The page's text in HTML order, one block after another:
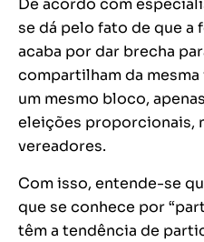
De acordo com
se dá pelo fato de que a
acaba por dar brecha
compartilham da
um mesmo bloco,
eleições proporcionais,
vereadores.
Com isso, entende-se
que se conhece por
têm a tendência de